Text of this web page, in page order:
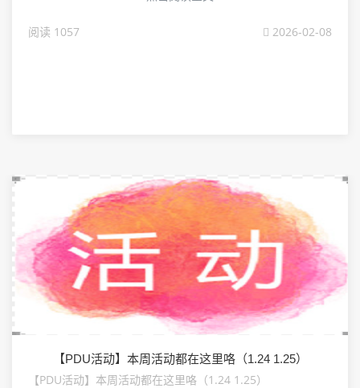
阅读 1057 2026-02-08
【PDU活动】本周活动都在这里咯（1.24 1.25）
【PDU活动】本周活动都在这里咯（1.24 1.25）